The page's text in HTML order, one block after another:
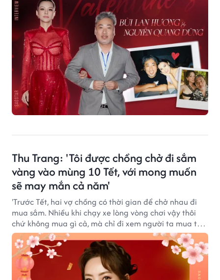
Thu Trang: 'Tôi được chồng chở đi sắm
vàng vào mùng 10 Tết, với mong muốn
sẽ may mắn cả năm'
'Trước Tết, hai vợ chồng có thời gian để chở nhau đi
mua sắm. Nhiều khi chạy xe lòng vòng chơi vậy thôi
chứ không mua gì cả, mà chỉ đi xem người ta mua thôi
cũng thấy đủ vui rồi', Thu Trang chia sẻ.